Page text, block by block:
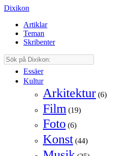
Dixikon
Artiklar
Teman
Skribenter
Essäer
Kultur
Arkitektur (6)
Film (19)
Foto (6)
Konst (44)